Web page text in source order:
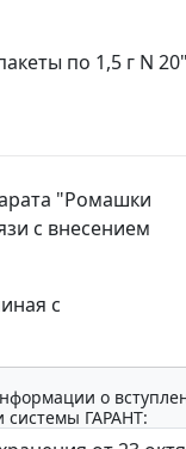
по 1,5 г N
"Ромашки
с внесением
с
о
системы ГАРАНТ: